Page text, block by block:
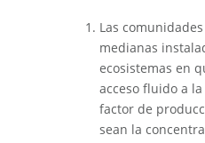
Las
medianas
ecosistemas en
acceso fluido a
factor de
sean la